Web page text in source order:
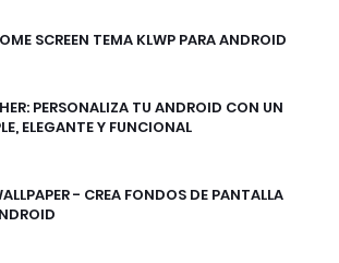
SCREEN TEMA KLWP PARA ANDROID
PERSONALIZA TU ANDROID CON UN
ELEGANTE Y FUNCIONAL
- CREA FONDOS DE PANTALLA